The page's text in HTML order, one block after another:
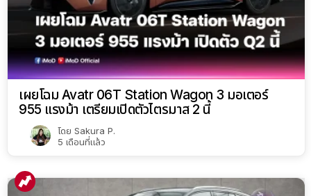
เผยโฉม Avatr 06T Station Wagon 3 มอเตอร์
955 แรงม้า เตรียมเปิดตัวไตรมาส 2 นี้
โดย Sakura P.
5 เดือนที่แล้ว